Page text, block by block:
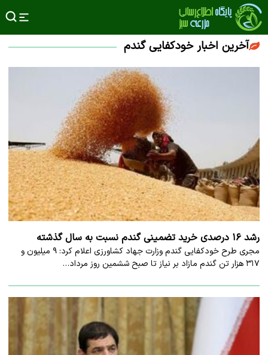
آخرین اخبار خودکفایی گندم
رشد ۱۶ درصدی خرید تضمینی گندم نسبت به سال گذشته
مجری طرح خودکفایی گندم وزارت جهاد کشاورزی اعلام کرد: ۹ میلیون و
۳۱۷ هزار تن گندم مازاد بر نیاز تا صبح ششمین روز مرداد…